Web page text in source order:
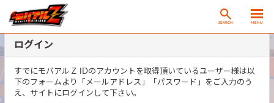
SEARCH MENU
ログイン
すでにモバアルＺ IDのアカウントを取得頂いているユーザー様は以
下のフォームより「メールアドレス」「パスワード」をご入力のう
え、サイトにログインして下さい。